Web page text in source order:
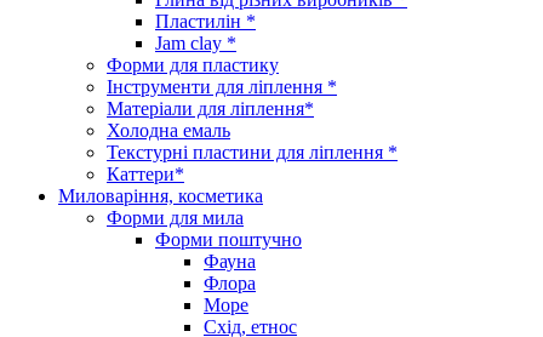
Пластилін *
Jam clay *
Форми для пластику
Інструменти для ліплення *
Матеріали для ліплення*
Холодна емаль
Текстурні пластини для ліплення *
Каттери*
Миловаріння, косметика
Форми для мила
Форми поштучно
Фауна
Флора
Море
Схід, етнос